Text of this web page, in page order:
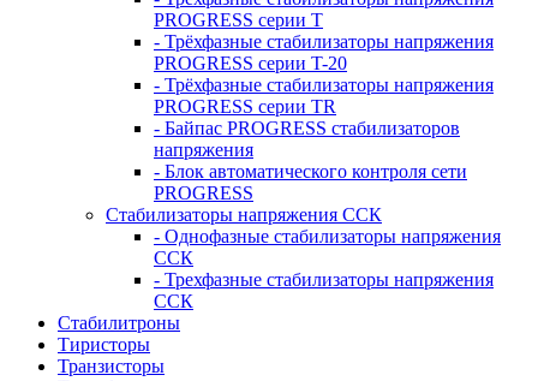
PROGRESS серии T
- Трёхфазные стабилизаторы напряжения
PROGRESS серии T-20
- Трёхфазные стабилизаторы напряжения
PROGRESS серии TR
- Байпас PROGRESS стабилизаторов
напряжения
- Блок автоматического контроля сети
PROGRESS
Стабилизаторы напряжения ССК
- Однофазные стабилизаторы напряжения
ССК
- Трехфазные стабилизаторы напряжения
ССК
Стабилитроны
Тиристоры
Транзисторы